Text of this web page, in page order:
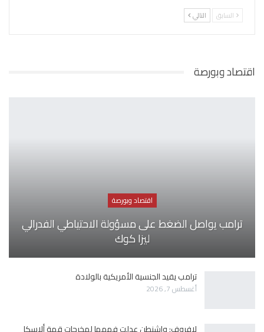
السابق التالي
اقتصاد وبورصة
اقتصاد وبورصة
ترامب يواصل الضغط على مسؤولة الاحتياطي الفدرالي
ليزا كوك
ترامب يقيد الجنسية الأمريكية بالولادة
أغسطس 7, 2026
لافروف: واشنطن عدلت فهمها لمخرجات قمة ألاسكا